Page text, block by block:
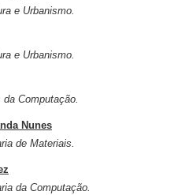
e Urbanismo.
e Urbanismo.
Computação.
Nunes
de Materiais.
da Computação.